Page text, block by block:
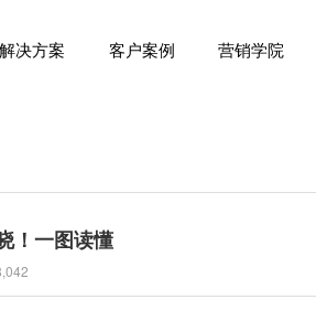
解决方案 客户案例 营销学院
！一图读懂